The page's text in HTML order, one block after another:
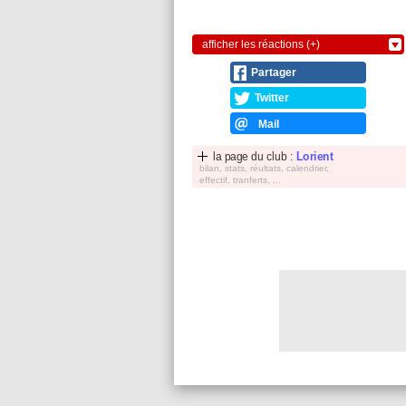
afficher les réactions (+)
Partager
Twitter
Mail
la page du club : Lorient
bilan, stats, réultats, calendrier,
effectif, tranferts, ...